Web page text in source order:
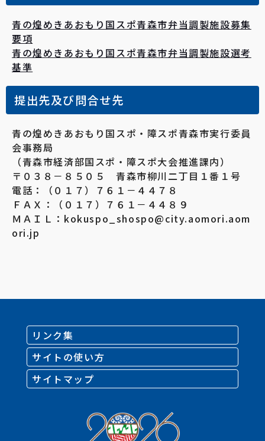
青の煌めきあおもり国スポ青森市弁当調製施設募集
要項
青の煌めきあおもり国スポ青森市弁当調製施設選考
基準
提出先及び問合せ先
青の煌めきあおもり国スポ・障スポ青森市実行委員
会事務局
（青森市経済部国スポ・障スポ大会推進課内）
〒０３８－８５０５ 青森市柳川二丁目１番１号
電話：（０１７）７６１－４４７８
ＦＡＸ：（０１７）７６１－４４８９
ＭＡＩＬ：kokuspo_shospo@city.aomori.aom
ori.jp
リンク集
サイトの使い方
サイトマップ